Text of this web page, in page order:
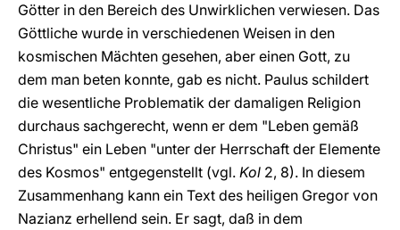
Götter in den Bereich des Unwirklichen verwiesen. Das
Göttliche wurde in verschiedenen Weisen in den
kosmischen Mächten gesehen, aber einen Gott, zu
dem man beten konnte, gab es nicht. Paulus schildert
die wesentliche Problematik der damaligen Religion
durchaus sachgerecht, wenn er dem "Leben gemäß
Christus" ein Leben "unter der Herrschaft der Elemente
des Kosmos" entgegenstellt (vgl. Kol 2, 8). In diesem
Zusammenhang kann ein Text des heiligen Gregor von
Nazianz erhellend sein. Er sagt, daß in dem